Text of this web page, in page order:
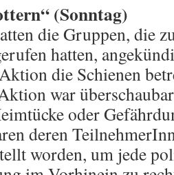
(Sonntag)
die Gruppen, die
hatten,
die Schienen
war
oder
deren
worden, um jede